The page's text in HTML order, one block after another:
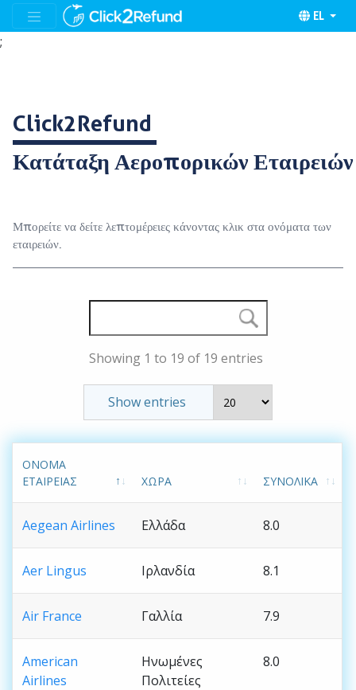
EL
;
Click2Refund
Κατάταξη Αεροπορικών Εταιρειών
Μπορείτε να δείτε λεπτομέρειες κάνοντας κλικ στα ονόματα των
εταιρειών.
Showing 1 to 19 of 19 entries
Show entries
ΌΝΟΜΑ
ΕΤΑΙΡΕΊΑΣ
ΧΏΡΑ ΣΥΝΟΛΙΚΆ
Aegean Airlines Ελλάδα 8.0
Aer Lingus Ιρλανδία 8.1
Air France Γαλλία 7.9
American
Airlines
Ηνωμένες
Πολιτείες
8.0